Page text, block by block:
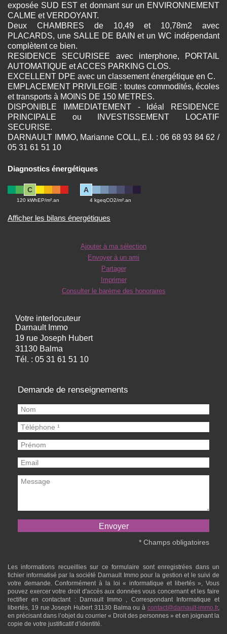
exposée SUD EST et donnant sur un ENVIRONNEMENT
CALME et VERDOYANT.
Deux CHAMBRES de 10,49 et 10,78m2 avec
PLACARDS, une SALLE DE BAIN et un WC indépendant
complètent ce bien.
RESIDENCE SECURISEE avec interphone, PORTAIL
AUTOMATIQUE et ACCES PARKING CLOS.
EXCELLENT DPE avec un classement énergétique en C.
EMPLACEMENT PRIVILEGIE : toutes commodités, écoles
et transports à MOINS DE 150 METRES.
DISPONIBLE IMMEDIATEMENT - Idéal RESIDENCE
PRINCIPALE ou INVESTISSEMENT LOCATIF
SECURISE.
DARNAULT IMMO, Marianne COLL, E.I. : 06 68 93 84 62 /
05 31 61 51 10
Diagnostics énergétiques
C
120 kWhEP/m².an
A
4 kgeqCO2/m².an
Afficher les bilans énergétiques
Ajouter à ma sélection
Envoyer à un ami
Partager
Imprimer
Consulter le barème des honoraires
Votre interlocuteur
Darnault Immo
19 rue Joseph Hubert
31130 Balma
Tél. : 05 31 61 51 10
Demande de renseignements
* Champs obligatoires
Les informations recueillies sur ce formulaire sont enregistrées dans un
fichier informatisé par la société Darnault Immopour la gestion et le suivi de
votre demande. Conformément à la loi « informatique et libertés », Vous
pouvez exercer votre droit d'accès aux données vous concernant et les faire
rectifier en contactant :
Darnault Immo
, Correspondant Informatique et
libertés,
19 rue Joseph Hubert 31130 Balma ou àcontact@darnault-immo.fr,
en précisant dans l’objet du courrier « Droit des personnes » et en joignant la
copie de votre justificatif d’identité.